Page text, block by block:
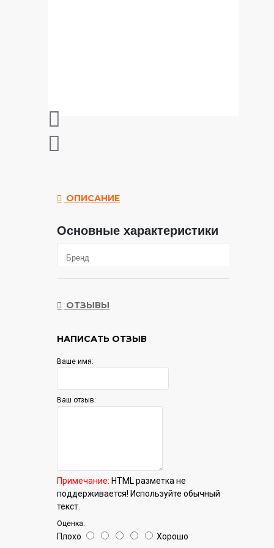
ОПИСАНИЕ
Основные характеристики
Бренд
Тип внутреннего блока
Инверторное управление мощностью
Класс энергопотребления
Мощность в режиме охлаждения
Потребляемая мощность при обогреве
ОТЗЫВЫ
НАПИСАТЬ ОТЗЫВ
Ваше имя:
Ваш отзыв:
Примечание: HTML разметка не
поддерживается! Используйте обычный
текст.
Оценка:
Плохо Хорошо